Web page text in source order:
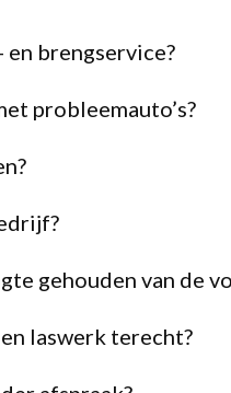
en brengservice?
probleemauto’s?
gehouden van de
laswerk terecht?